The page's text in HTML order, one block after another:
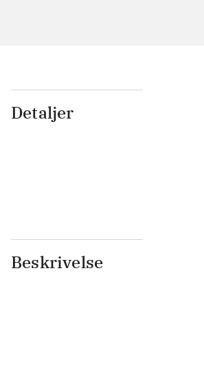
Detaljer
Beskrivelse